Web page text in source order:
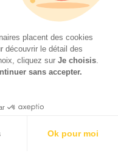
placent des cookies
découvrir le détail des
cliquez sur Je choisis.
sans accepter.
Ok pour moi
(62 %) – Consulter